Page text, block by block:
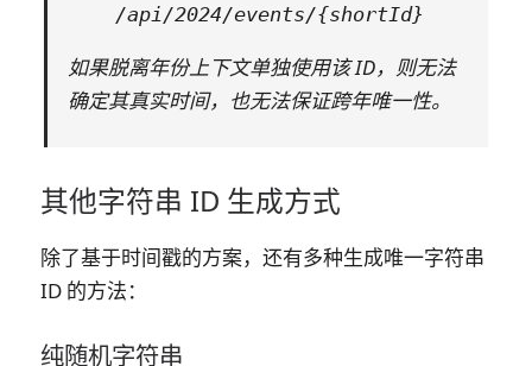
/api/2024/events/{shortId}
如果脱离年份上下文单独使用该 ID，则无法
确定其真实时间，也无法保证跨年唯一性。
其他字符串 ID 生成方式
除了基于时间戳的方案，还有多种生成唯一字符串
ID 的方法：
纯随机字符串